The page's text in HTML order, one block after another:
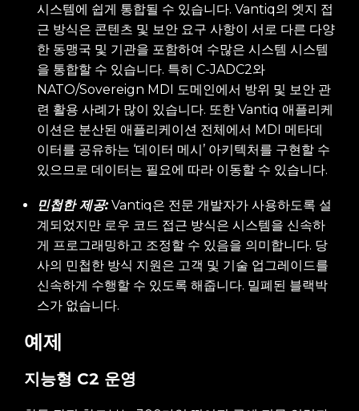
시스템에 쉽게 통합될 수 있습니다. Vantiq의 엣지 접
근 방식은 콘텐츠 및 보안 요구 사항이 서로 다른 다양
한 동맹국 및 기관을 포함하여 수많은 시스템 시스템
을 통합할 수 있습니다. 특히 C-JADC2와
NATO/Sovereign MDI 도메인에서 방위 및 보안 관
련 활용 사례가 많이 있습니다. 또한 Vantiq 애플리케
이션은 분산된 애플리케이션 전체에서 MDI 메타데
이터를 공유하는 ‘데이터 메시’ 아키텍처를 구현할 수
있으므로 데이터는 필요에 따라 이동할 수 있습니다.
민첩한 제공:Vantiq은 전문 개발자가 사용하도록 설
계되었지만 로우 코드 접근 방식은 시스템을 신속하
게 프로그래밍하고 조정할 수 있음을 의미합니다. 당
사의 민첩한 방식 지원은 고객 및 기술 업그레이드를
신속하게 수행할 수 있도록 해줍니다. 밀폐된 블랙박
스가 없습니다.
예제
지능형 C2 운영